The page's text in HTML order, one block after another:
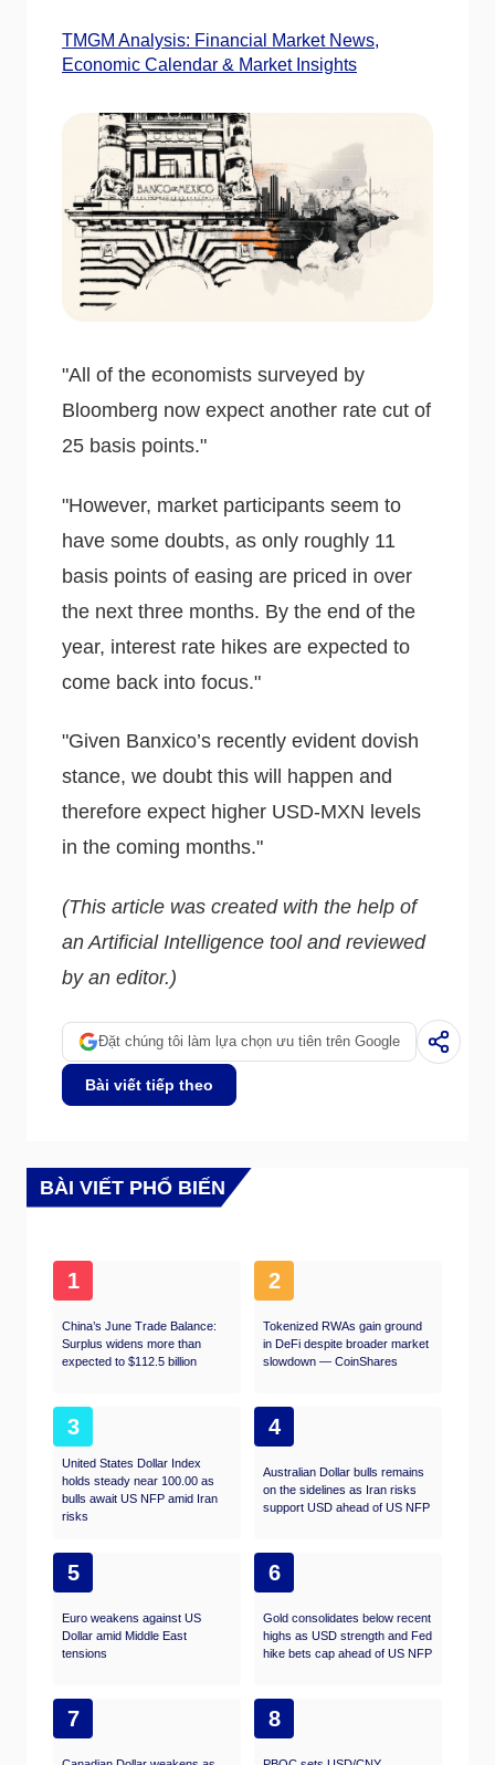
TMGM Analysis: Financial Market News,
Economic Calendar & Market Insights
"All of the economists surveyed by
Bloomberg now expect another rate cut of
25 basis points."
"However, market participants seem to
have some doubts, as only roughly 11
basis points of easing are priced in over
the next three months. By the end of the
year, interest rate hikes are expected to
come back into focus."
"Given Banxico’s recently evident dovish
stance, we doubt this will happen and
therefore expect higher USD-MXN levels
in the coming months."
(This article was created with the help of
an Artificial Intelligence tool and reviewed
by an editor.)
Đặt chúng tôi làm lựa chọn ưu tiên trên Google
Bài viết tiếp theo
BÀI VIẾT PHỔ BIẾN
1
China’s June Trade Balance:
Surplus widens more than
expected to $112.5 billion
2
Tokenized RWAs gain ground
in DeFi despite broader market
slowdown — CoinShares
3
United States Dollar Index
holds steady near 100.00 as
bulls await US NFP amid Iran
risks
4
Australian Dollar bulls remains
on the sidelines as Iran risks
support USD ahead of US NFP
5
Euro weakens against US
Dollar amid Middle East
tensions
6
Gold consolidates below recent
highs as USD strength and Fed
hike bets cap ahead of US NFP
7 8